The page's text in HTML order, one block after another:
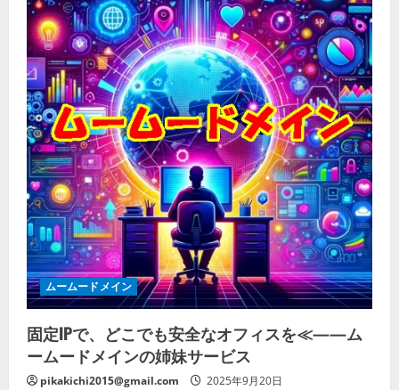
ムームードメイン
固定IPで、どこでも安全なオフィスを≪——ム
ームードメインの姉妹サービス
pikakichi2015@gmail.com 2025年9月20日